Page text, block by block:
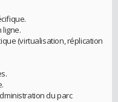
ligne.
(virtualisation, réplication
du parc